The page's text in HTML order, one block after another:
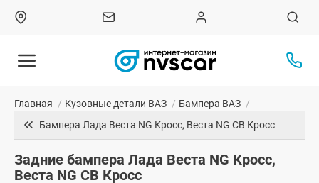
Главная / Кузовные детали ВАЗ / Бампера ВАЗ /
Бампера Лада Веста NG Кросс, Веста NG СВ Кросс
Задние бампера Лада Веста NG Кросс,
Веста NG СВ Кросс